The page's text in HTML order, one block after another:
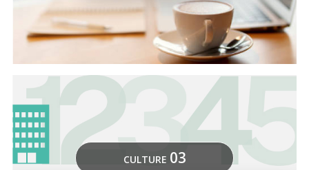
CULTURE 03